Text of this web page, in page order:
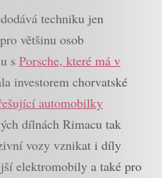
techniku jen
většinu osob
s Porsche, které má v
investorem chorvatské
automobilky
dílnách Rimacu tak
vozy vznikat i díly
elektromobily a také pro